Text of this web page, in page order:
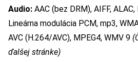
Audio: AAC (bez DRM), AIFF, ALAC,
Lineárna modulácia PCM, mp3,
AVC (H.264/AVC), MPEG4, WMV 9
ďalšej stránke)